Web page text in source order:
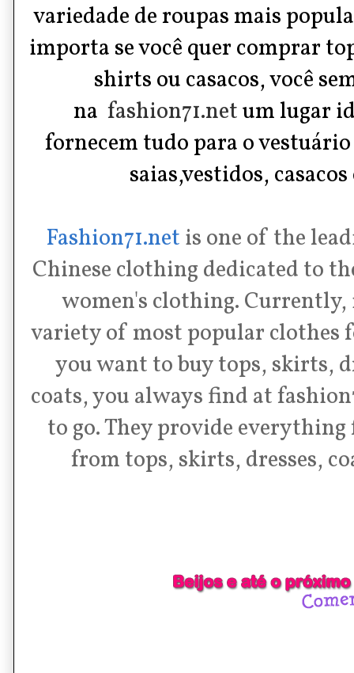
variedade de roupas mais
importa se você quer comprar
shirts ou casacos, você
na fashion71.netum lugar
fornecem tudo para o
saias,vestidos,
Fashion71.netis one of the
Chinese clothing dedicated to
women's clothing.
variety of most popular clothes
you want to buy tops, skirts,
coats, you always find at
to go. They provide
from tops, skirts, dresses,